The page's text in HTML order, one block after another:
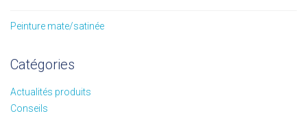
Peinture mate/satinée
Catégories
Actualités produits
Conseils